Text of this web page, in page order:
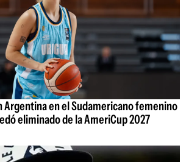
Argentina en el Sudamericano femenino
eliminado de la AmeriCup 2027